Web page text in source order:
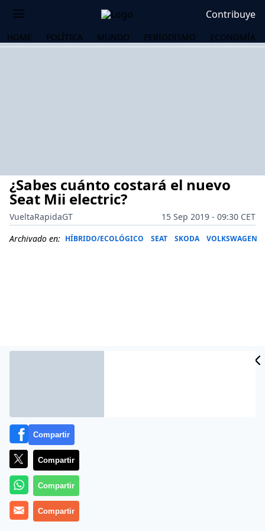
Contribuye
HOME POLÍTICA MUNDO PERIODISMO ECONOMÍA
¿Sabes cuánto costará el nuevo
Seat Mii electric?
VueltaRapidaGT
15 Sep 2019 - 09:30 CET
Archivado en: HÍBRIDO/ECOLÓGICO SEAT SKODA VOLKSWAGEN
Más información
Compartir
Compartir
Compartir
Compartir